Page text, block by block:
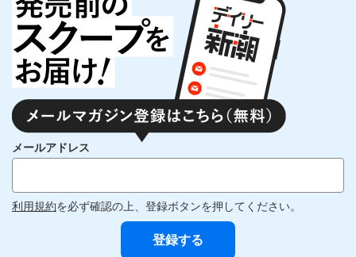
メールアドレス
利用規約を必ず確認の上、登録ボタンを押してください。